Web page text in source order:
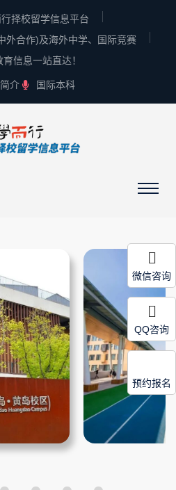
择校留学信息平台
外合作)及海外中学、国际竞赛
育信息一站直达！
介 国际本科
微信咨询
QQ咨询
预约报名